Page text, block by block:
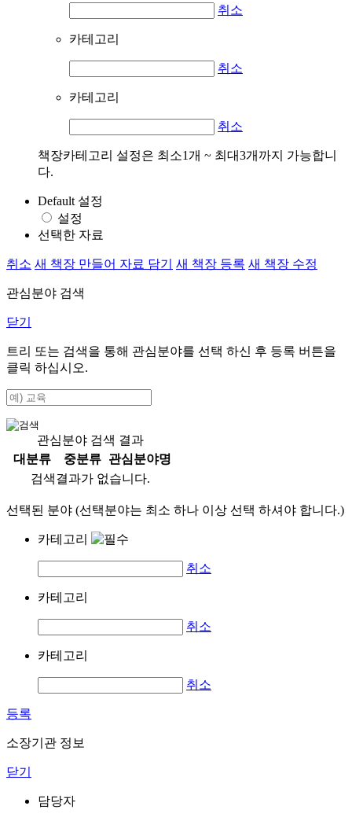
취소
카테고리
취소
카테고리
취소
책장카테고리 설정은 최소1개 ~ 최대3개까지 가능합니
다.
Default 설정
설정
선택한 자료
취소 새 책장 만들어 자료 담기 새 책장 등록 새 책장 수정
관심분야 검색
닫기
트리 또는 검색을 통해 관심분야를 선택 하신 후 등록 버튼을
클릭 하십시오.
관심분야 검색 결과
대분류
중분류
관심분야명
검색결과가 없습니다.
선택된 분야 (선택분야는 최소 하나 이상 선택 하셔야 합니다.)
카테고리
취소
카테고리
취소
카테고리
취소
등록
소장기관 정보
닫기
담당자